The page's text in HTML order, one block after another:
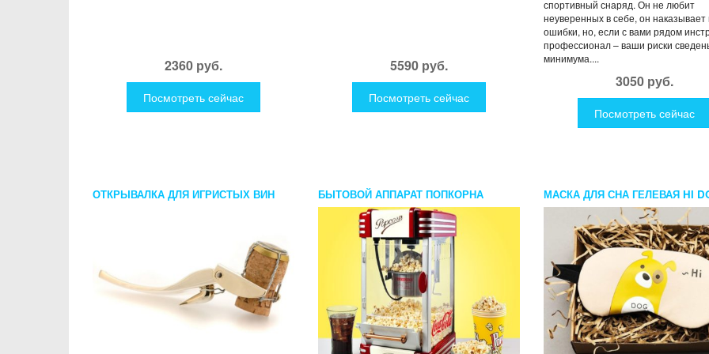
2360 руб.
Посмотреть сейчас
5590 руб.
Посмотреть сейчас
спортивный снаряд. Он не любит
неуверенных в себе, он наказывает
ошибки, но, если с вами рядом
профессионал – ваши риски
минимума....
3050 руб.
Посмотреть сейчас
ОТКРЫВАЛКА ДЛЯ ИГРИСТЫХ ВИН
БЫТОВОЙ АППАРАТ ПОПКОРНА МАСКА ДЛЯ СНА ГЕЛЕВАЯ HI